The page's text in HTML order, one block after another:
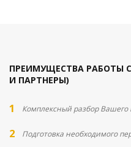
ПРЕИМУЩЕСТВА РАБОТЫ С
И ПАРТНЕРЫ)
Комплексный разбор
Подготовка необходимого